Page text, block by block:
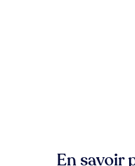
En savoir